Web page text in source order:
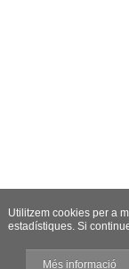
Utilitzem cookies per a
estadístiques. Si
Més informació